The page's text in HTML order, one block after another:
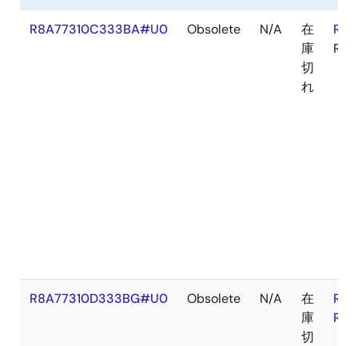
R8A77310C333BA#U0 Obsolete N/A
在
庫
切
れ
R8A77310D333BG#U0 Obsolete N/A
在
庫
切